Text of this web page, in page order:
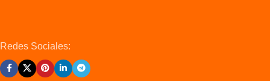
Redes Sociales: